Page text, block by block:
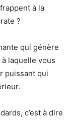
à la
?
qui génère
laquelle vous
puissant qui
c’est à dire